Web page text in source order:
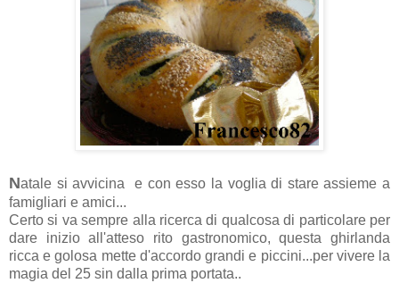
Natale si avvicina e con esso la voglia di stare assieme a
famigliari e amici...
Certo si va sempre alla ricerca di qualcosa di particolare per
dare inizio all'atteso rito gastronomico, questa ghirlanda
ricca e golosa mette d'accordo grandi e piccini...per vivere la
magia del 25 sin dalla prima portata..